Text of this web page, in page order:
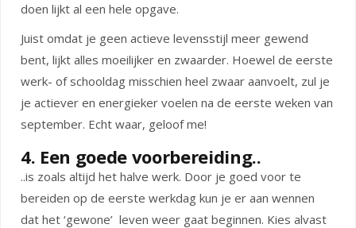
doen lijkt al een hele opgave.
Juist omdat je geen actieve levensstijl meer gewend
bent, lijkt alles moeilijker en zwaarder. Hoewel de eerste
werk- of schooldag misschien heel zwaar aanvoelt, zul je
je actiever en energieker voelen na de eerste weken van
september. Echt waar, geloof me!
4. Een goede voorbereiding..
..is zoals altijd het halve werk. Door je goed voor te
bereiden op de eerste werkdag kun je er aan wennen
dat het ‘gewone’ leven weer gaat beginnen. Kies alvast